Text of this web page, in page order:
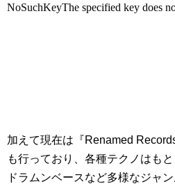
加えて現在は『Renamed
も行っており、各種テクノはも
ドラムンベースなど多様なジャ